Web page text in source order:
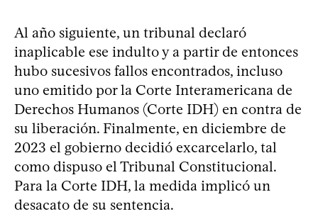
Al año siguiente, un tribunal declaró
inaplicable ese indulto y a partir de entonces
hubo sucesivos fallos encontrados, incluso
uno emitido por la Corte Interamericana de
Derechos Humanos (Corte IDH) en contra de
su liberación. Finalmente, en diciembre de
2023 el gobierno decidió excarcelarlo, tal
como dispuso el Tribunal Constitucional.
Para la Corte IDH, la medida implicó un
desacato de su sentencia.